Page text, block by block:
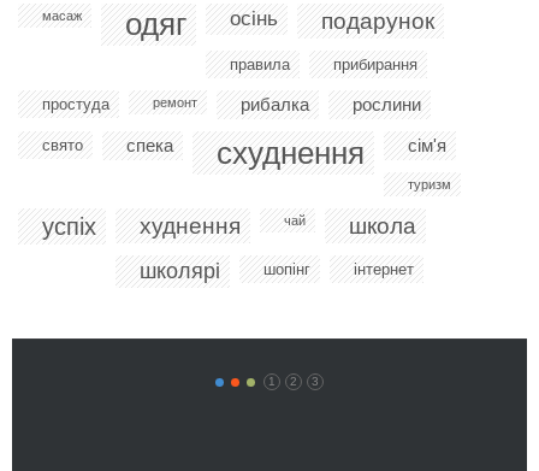
масаж одяг осінь подарунок
правила прибирання
простуда ремонт рибалка рослини
свято спека схуднення сім'я
туризм
успіх худнення чай школа
школярі шопінг інтернет
1 2 3